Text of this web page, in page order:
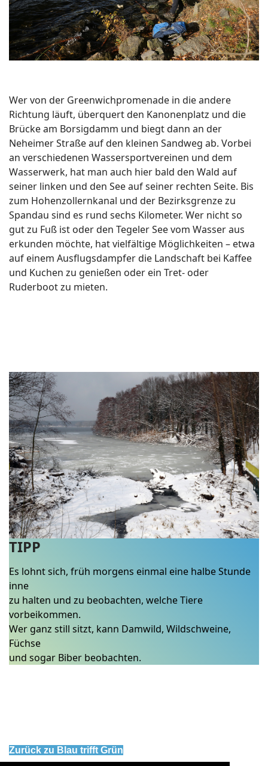
Wer von der Greenwichpromenade in die andere
Richtung läuft, überquert den Kanonenplatz und die
Brücke am Borsigdamm und biegt dann an der
Neheimer Straße auf den kleinen Sandweg ab. Vorbei
an verschiedenen Wassersportvereinen und dem
Wasserwerk, hat man auch hier bald den Wald auf
seiner linken und den See auf seiner rechten Seite. Bis
zum Hohenzollernkanal und der Bezirksgrenze zu
Spandau sind es rund sechs Kilometer. Wer nicht so
gut zu Fuß ist oder den Tegeler See vom Wasser aus
erkunden möchte, hat vielfältige Möglichkeiten – etwa
auf einem Ausflugsdampfer die Landschaft bei Kaffee
und Kuchen zu genießen oder ein Tret- oder
Ruderboot zu mieten.
TIPP
Es lohnt sich, früh morgens einmal eine halbe Stunde
inne
zu halten und zu beobachten, welche Tiere
vorbeikommen.
Wer ganz still sitzt, kann Damwild, Wildschweine,
Füchse
und sogar Biber beobachten.
Zurück zu Blau trifft Grün